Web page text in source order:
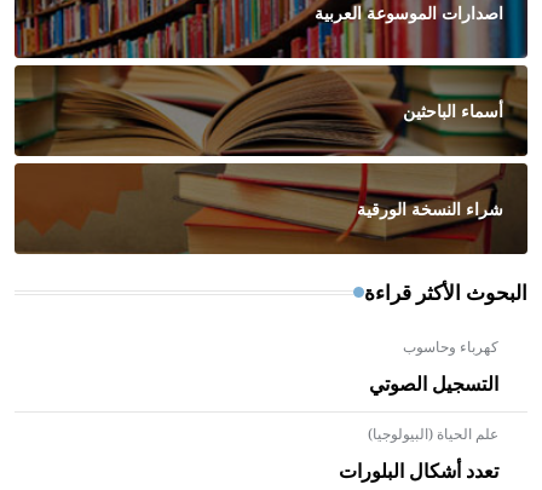
اصدارات الموسوعة العربية
أسماء الباحثين
شراء النسخة الورقية
البحوث الأكثر قراءة
كهرباء وحاسوب
التسجيل الصوتي
علم الحياة (البيولوجيا)
تعدد أشكال البلورات